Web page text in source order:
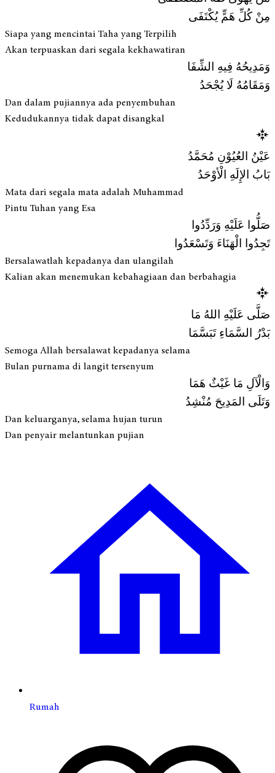
مِنْ كُلِّ هَمٍّ يُكْتَفَى
Siapa yang mencintai Taha yang Terpilih
Akan terpuaskan dari segala kekhawatiran
وَمَدِيحُهُ فِيهِ الشِّفَا
وَمَقَامُهُ لَا يُجْحَدُ
Dan dalam pujiannya ada penyembuhan
Kedudukannya tidak dapat disangkal
عَيْنُ العُيُوْنِ مُحَمَّدُ
بَابُ الإِلَهِ الْأوْحَدُ
Mata dari segala mata adalah Muhammad
Pintu Tuhan yang Esa
صَلُّوا عَلَيْهِ وَرَدِّدُوا
تَجِدُوا الْهَنَاءَ وَتَسْعَدُوا
Bersalawatlah kepadanya dan ulangilah
Kalian akan menemukan kebahagiaan dan berbahagia
صَلَّى عَلَيْهِ اللهُ مَا
بَدْرُ السَّمَاءِ تَبَسَّمَا
Semoga Allah bersalawat kepadanya selama
Bulan purnama di langit tersenyum
وَالْآلِ مَا غَيْثٌ هَمَا
وَتَلَى المَدِيحَ مُنْشِدُ
Dan keluarganya, selama hujan turun
Dan penyair melantunkan pujian
Rumah